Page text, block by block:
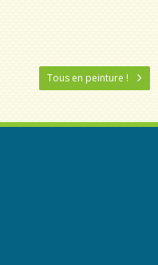
Tous en peinture !